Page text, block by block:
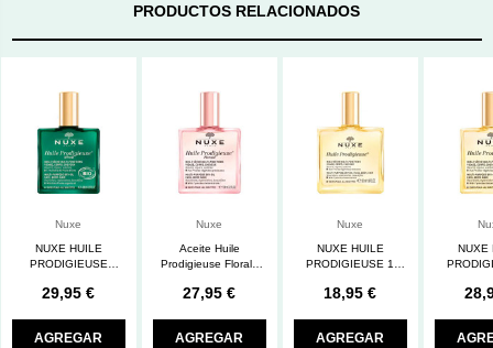
PRODUCTOS RELACIONADOS
Nuxe
NUXE HUILE
PRODIGIEUSE
29,95 €
AGREGAR
Nuxe
Aceite Huile
Prodigieuse Florale
27,95 €
AGREGAR
Nuxe
NUXE HUILE
PRODIGIEUSE 1
18,95 €
AGREGAR
NUXE